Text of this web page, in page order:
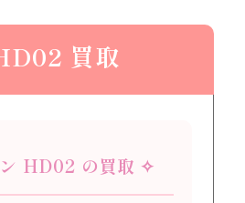
買取
HD02 の買取 ✧